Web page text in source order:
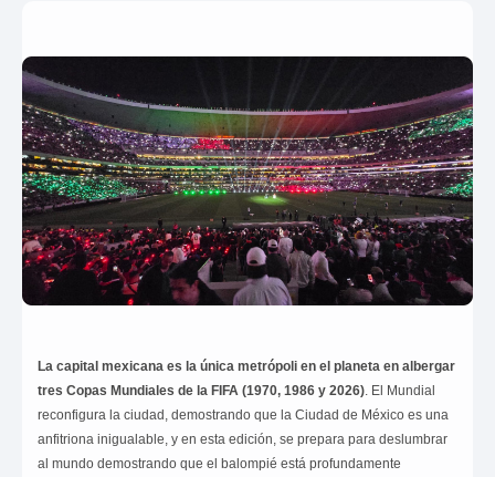
La capital mexicana es la única metrópoli en el planeta en albergar
tres Copas Mundiales de la FIFA (1970, 1986 y 2026) . El Mundial
reconfigura la ciudad, demostrando que la Ciudad de México es una
anfitriona inigualable, y en esta edición, se prepara para deslumbrar
al mundo demostrando que el balompié está profundamente